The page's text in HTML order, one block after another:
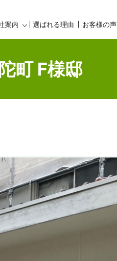
案内 選ばれる理由 お客様の声
町 F様邸